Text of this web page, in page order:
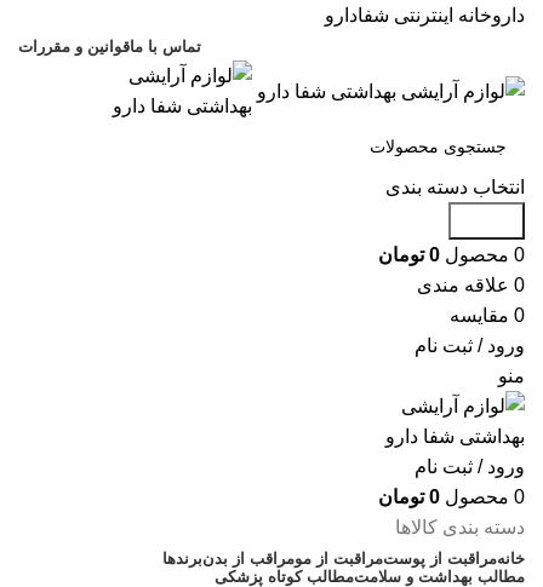
داروخانه اینترنتی شفادارو
تماس با ماقوانین و مقررات
انتخاب دسته بندی
0 محصول 0 تومان
0 علاقه مندی
0 مقایسه
ورود / ثبت نام
منو
ورود / ثبت نام
0 محصول 0 تومان
دسته بندی کالاها
خانهمراقبت از پوستمراقبت از مومراقب از بدنبرندها
مطالب بهداشت و سلامتمطالب کوتاه پزشکی